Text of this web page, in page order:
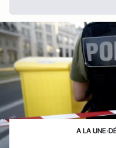
A LA UNE›